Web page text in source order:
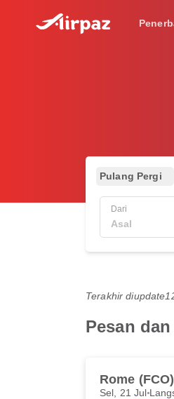
Pulang Pergi
Dari
Terakhir diupdate
Pesan
Rome (FCO)
Sel, 21 Jul